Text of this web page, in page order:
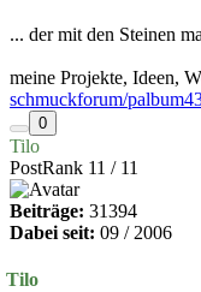
... der mit den Steinen
meine Projekte, Ideen,
schmuckforum/
0
Tilo
PostRank 11 / 11
Beiträge: 31394
Dabei seit: 09 / 2006
Tilo